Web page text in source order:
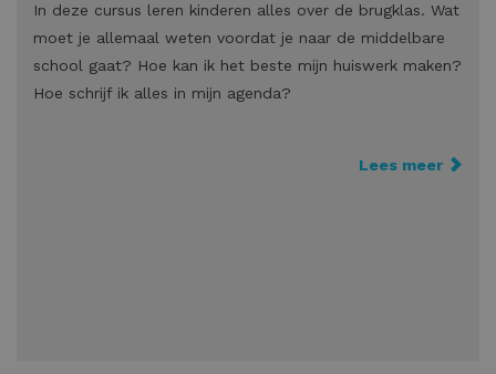
In deze cursus leren kinderen alles over de brugklas. Wat
moet je allemaal weten voordat je naar de middelbare
school gaat? Hoe kan ik het beste mijn huiswerk maken?
Hoe schrijf ik alles in mijn agenda?
Lees meer